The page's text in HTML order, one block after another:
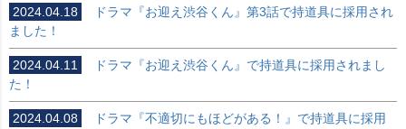
2024.04.18
ドラマ『お迎え渋谷くん』第3話で持道具に採用され
ました！
2024.04.11
ドラマ『お迎え渋谷くん』で持道具に採用されまし
た！
2024.04.08
ドラマ『不適切にもほどがある！』で持道具に採用